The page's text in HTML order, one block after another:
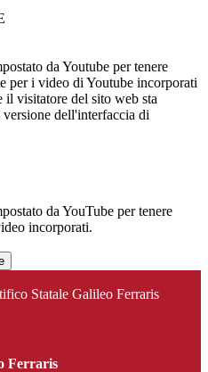
da Youtube per tenere
per i video di Youtube incorporati
il visitatore del sito web sta
dell'interfaccia di
da YouTube per tenere
incorporati.
Statale Galileo Ferraris
Ferraris